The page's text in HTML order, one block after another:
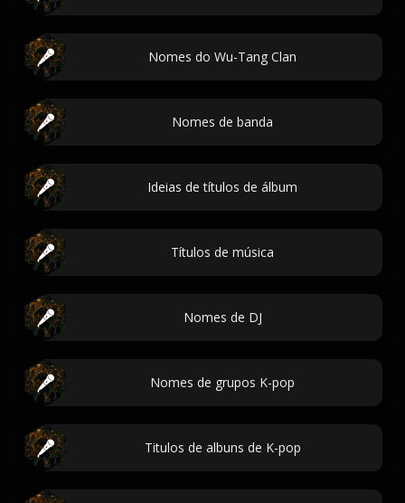
Nomes do Wu-Tang Clan
Nomes de banda
Ideias de títulos de álbum
Títulos de música
Nomes de DJ
Nomes de grupos K-pop
Titulos de albuns de K-pop